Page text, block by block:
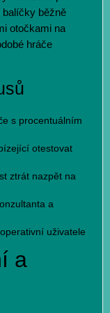
běžně
otočkami na
hráče
s procentuálním
otestovat
ztrát nazpět na
a
uživatele
a